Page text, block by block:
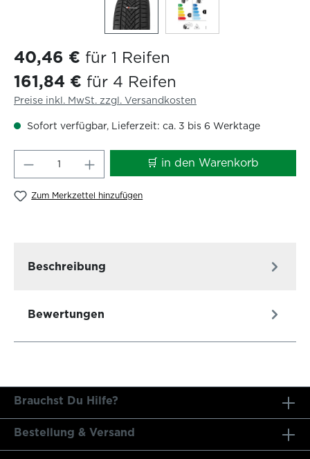
40,46 € für 1 Reifen
161,84 € für 4 Reifen
Preise inkl. MwSt. zzgl. Versandkosten
Sofort verfügbar, Lieferzeit: ca. 3 bis 6 Werktage
Produkt Anzahl: Gib den🛒 in den Warenkorb
Zum Merkzettel hinzufügen
Beschreibung
Bewertungen
Brauchst Du Hilfe?
Bestellung & Versand